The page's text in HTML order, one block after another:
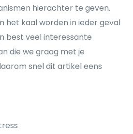
hierachter te geven.
het kaal worden in ieder geval
best veel interessante
die we graag met je
snel dit artikel eens